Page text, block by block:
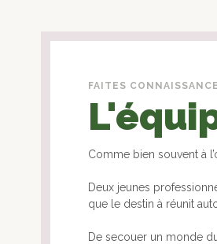
FAITES
Comme bien souvent à
Deux jeunes
que le destin à réunit
De secouer un monde